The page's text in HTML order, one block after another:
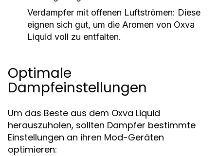
Verdampfer mit offenen Luftströmen: Diese
eignen sich gut, um die Aromen von Oxva
Liquid voll zu entfalten.
Optimale
Dampfeinstellungen
Um das Beste aus dem Oxva Liquid
herauszuholen, sollten Dampfer bestimmte
Einstellungen an ihren Mod-Geräten
optimieren: